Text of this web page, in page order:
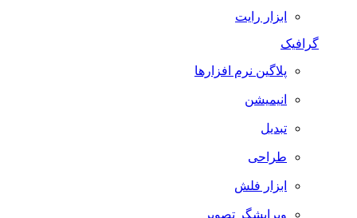
ابزار رایت
گرافیک
پلاگین نرم افزارها
انیمیشن
تبدیل
طراحی
ابزار فلش
ویرایشگر تصویر